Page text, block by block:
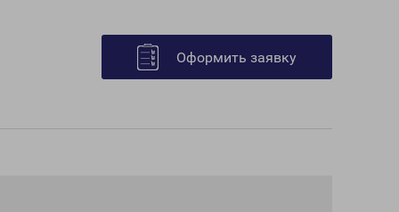
Оформить заявку